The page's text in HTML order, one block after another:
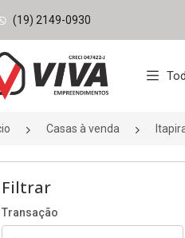
(19) 2149-0930
inicial
Casas à venda
Filtrar
Transação